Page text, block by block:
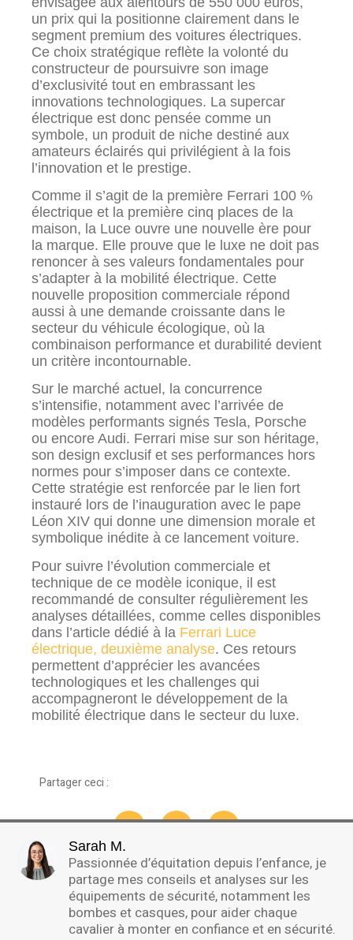
un prix qui la positionne clairement dans le
segment premium des voitures électriques.
Ce choix stratégique reflète la volonté du
constructeur de poursuivre son image
d’exclusivité tout en embrassant les
innovations technologiques. La supercar
électrique est donc pensée comme un
symbole, un produit de niche destiné aux
amateurs éclairés qui privilégient à la fois
l’innovation et le prestige.
Comme il s’agit de la première Ferrari 100 %
électrique et la première cinq places de la
maison, la Luce ouvre une nouvelle ère pour
la marque. Elle prouve que le luxe ne doit pas
renoncer à ses valeurs fondamentales pour
s’adapter à la mobilité électrique. Cette
nouvelle proposition commerciale répond
aussi à une demande croissante dans le
secteur du véhicule écologique, où la
combinaison performance et durabilité devient
un critère incontournable.
Sur le marché actuel, la concurrence
s’intensifie, notamment avec l’arrivée de
modèles performants signés Tesla, Porsche
ou encore Audi. Ferrari mise sur son héritage,
son design exclusif et ses performances hors
normes pour s’imposer dans ce contexte.
Cette stratégie est renforcée par le lien fort
instauré lors de l’inauguration avec le pape
Léon XIV qui donne une dimension morale et
symbolique inédite à ce lancement voiture.
Pour suivre l’évolution commerciale et
technique de ce modèle iconique, il est
recommandé de consulter régulièrement les
analyses détaillées, comme celles disponibles
dans l’article dédié à la Ferrari Luce
électrique, deuxième analyse. Ces retours
permettent d’apprécier les avancées
technologiques et les challenges qui
accompagneront le développement de la
mobilité électrique dans le secteur du luxe.
Partager ceci :
Sarah M.
Passionnée d’équitation depuis l’enfance, je
partage mes conseils et analyses sur les
équipements de sécurité, notamment les
bombes et casques, pour aider chaque
cavalier à monter en confiance et en sécurité.